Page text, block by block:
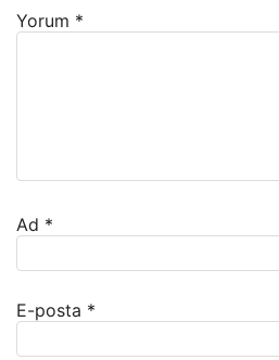
Yorum *
Ad *
E-posta *